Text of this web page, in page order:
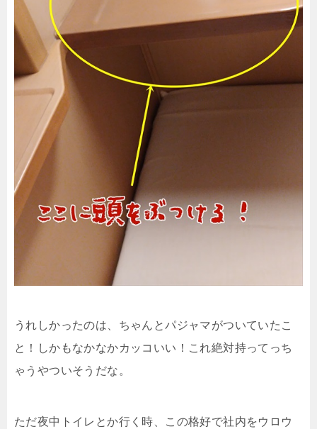
うれしかったのは、ちゃんとパジャマがついていたこ
と！しかもなかなかカッコいい！これ絶対持ってっち
ゃうやついそうだな。
ただ夜中トイレとか行く時、この格好で社内をウロウ